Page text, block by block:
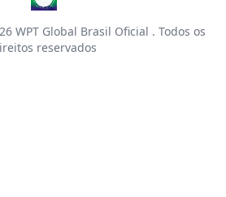
WPT Global Brasil Oficial . Todos os
reservados